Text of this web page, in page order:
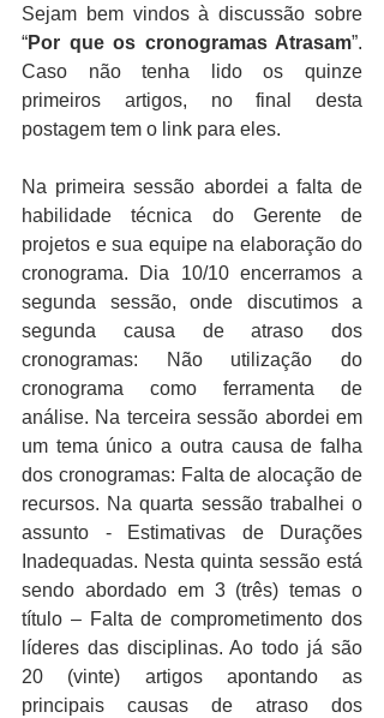
Sejam bem vindos à discussão sobre
“Por que os cronogramas Atrasam”.
Caso não tenha lido os quinze
primeiros artigos, no final desta
postagem tem o link para eles.
Na primeira sessão abordei a falta de
habilidade técnica do Gerente de
projetos e sua equipe na elaboração do
cronograma. Dia 10/10 encerramos a
segunda sessão, onde discutimos a
segunda causa de atraso dos
cronogramas: Não utilização do
cronograma como ferramenta de
análise. Na terceira sessão abordei em
um tema único a outra causa de falha
dos cronogramas: Falta de alocação de
recursos. Na quarta sessão trabalhei o
assunto - Estimativas de Durações
Inadequadas. Nesta quinta sessão está
sendo abordado em 3 (três) temas o
título – Falta de comprometimento dos
líderes das disciplinas. Ao todo já são
20 (vinte) artigos apontando as
principais causas de atraso dos